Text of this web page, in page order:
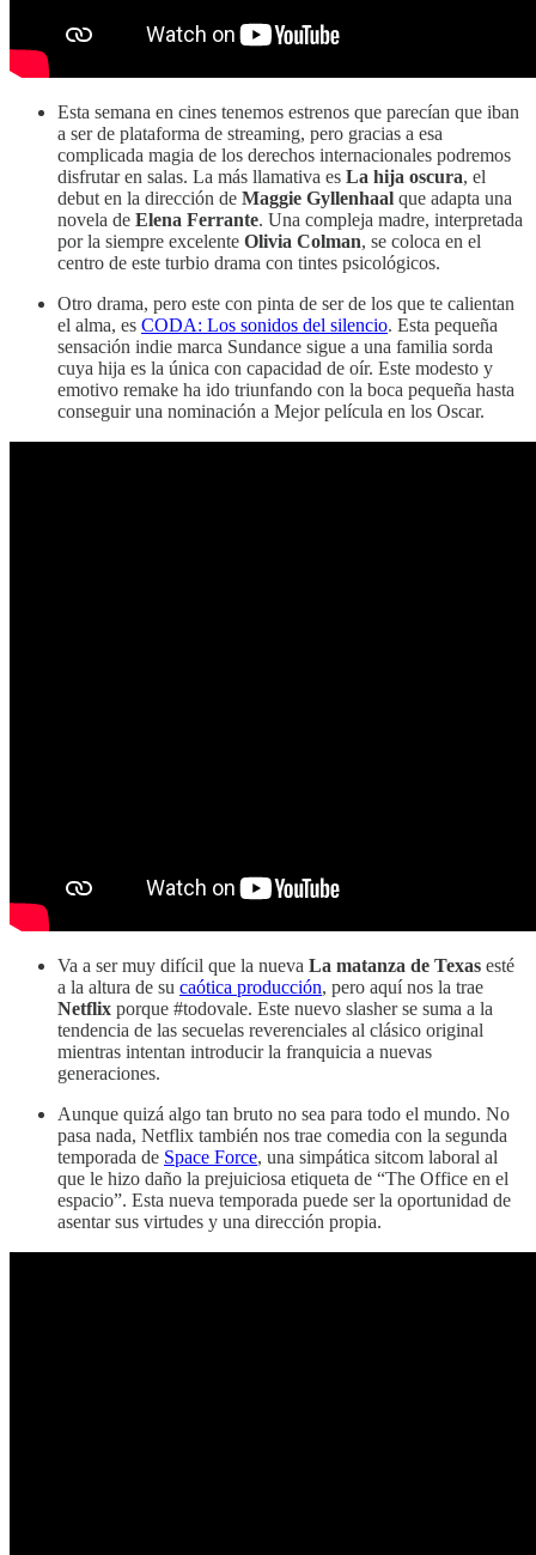
Esta semana en cines tenemos estrenos que parecían que iban
a ser de plataforma de streaming, pero gracias a esa
complicada magia de los derechos internacionales podremos
disfrutar en salas. La más llamativa es La hija oscura, el
debut en la dirección de Maggie Gyllenhaal que adapta una
novela de Elena Ferrante. Una compleja madre, interpretada
por la siempre excelente Olivia Colman, se coloca en el
centro de este turbio drama con tintes psicológicos.
Otro drama, pero este con pinta de ser de los que te calientan
el alma, es CODA: Los sonidos del silencio. Esta pequeña
sensación indie marca Sundance sigue a una familia sorda
cuya hija es la única con capacidad de oír. Este modesto y
emotivo remake ha ido triunfando con la boca pequeña hasta
conseguir una nominación a Mejor película en los Oscar.
Va a ser muy difícil que la nueva La matanza de Texas esté
a la altura de su caótica producción, pero aquí nos la trae
Netflix porque #todovale. Este nuevo slasher se suma a la
tendencia de las secuelas reverenciales al clásico original
mientras intentan introducir la franquicia a nuevas
generaciones.
Aunque quizá algo tan bruto no sea para todo el mundo. No
pasa nada, Netflix también nos trae comedia con la segunda
temporada de Space Force, una simpática sitcom laboral al
que le hizo daño la prejuiciosa etiqueta de “The Office en el
espacio”. Esta nueva temporada puede ser la oportunidad de
asentar sus virtudes y una dirección propia.